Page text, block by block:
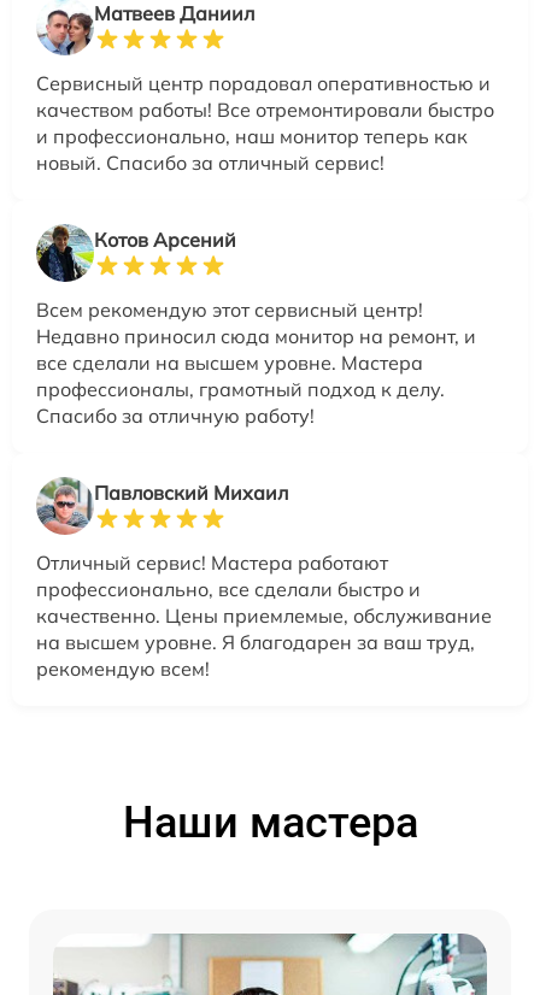
Матвеев Даниил
Сервисный центр порадовал оперативностью и
качеством работы! Все отремонтировали быстро
и профессионально, наш монитор теперь как
новый. Спасибо за отличный сервис!
Котов Арсений
Всем рекомендую этот сервисный центр!
Недавно приносил сюда монитор на ремонт, и
все сделали на высшем уровне. Мастера
профессионалы, грамотный подход к делу.
Спасибо за отличную работу!
Павловский Михаил
Отличный сервис! Мастера работают
профессионально, все сделали быстро и
качественно. Цены приемлемые, обслуживание
на высшем уровне. Я благодарен за ваш труд,
рекомендую всем!
Наши мастера